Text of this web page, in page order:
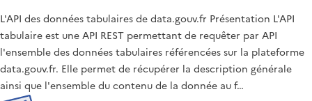
L'API des données tabulaires de data.gouv.fr Présentation L'API
tabulaire est une API REST permettant de requêter par API
l'ensemble des données tabulaires référencées sur la plateforme
data.gouv.fr. Elle permet de récupérer la description générale
ainsi que l'ensemble du contenu de la donnée au f…